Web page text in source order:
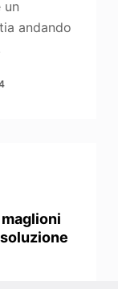
un
andando